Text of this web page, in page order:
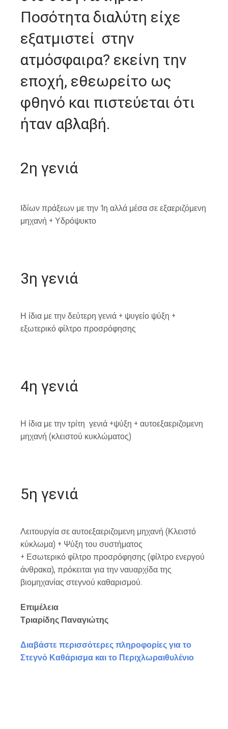
Ποσότητα διαλύτη είχε
εξατμιστεί στην
ατμόσφαιρα? εκείνη την
εποχή, εθεωρείτο ως
φθηνό και πιστεύεται ότι
ήταν αβλαβή.
2η γενιά
Ιδίων πράξεων με την 1η αλλά μέσα σε εξαεριζόμενη
μηχανή + Υδρόψυκτο
3η γενιά
Η ίδια με την δεύτερη γενιά + ψυγείο ψύξη +
εξωτερικό φίλτρο προσρόφησης
4η γενιά
Η ίδια με την τρίτη γενιά +ψύξη + αυτοεξαεριζομενη
μηχανή (κλειστού κυκλώματος)
5η γενιά
Λειτουργία σε αυτοεξαεριζομενη μηχανή (Κλειστό
κύκλωμα) + Ψύξη του συστήματος
+ Εσωτερικό φίλτρο προσρόφησης (φίλτρο ενεργού
άνθρακα), πρόκειται για την ναυαρχίδα της
βιομηχανίας στεγνού καθαρισμού.
Επιμέλεια
Τριαρίδης Παναγιώτης
Διαβάστε περισσότερες πληροφορίες για το
Στεγνό Καθάρισμα και το Περιχλωραιθυλένιο